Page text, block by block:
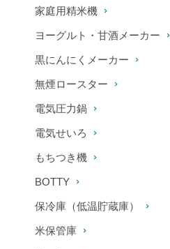
家庭用精米機
ヨーグルト・甘酒メーカー
黒にんにくメーカー
無煙ロースター
電気圧力鍋
電気せいろ
もちつき機
BOTTY
保冷庫（低温貯蔵庫）
米保管庫